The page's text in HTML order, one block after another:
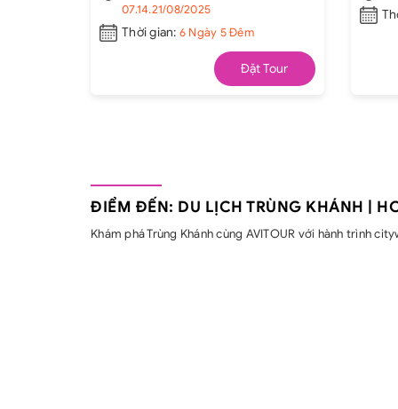
07.14.21/08/2025
Thời gian: 6 Ngày 5 Đêm
Đặt Tour
ĐIỂM ĐẾN: DU LỊCH TRÙNG KHÁNH |
Khám phá Trùng Khánh cùng AVITOUR với hành trình